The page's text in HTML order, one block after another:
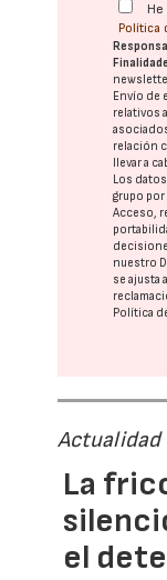
Política
Envío de
relativos
relación
llevar a
Los
grupo
Acceso,
nuestro
se ajusta
Política
Actualidad
La
el